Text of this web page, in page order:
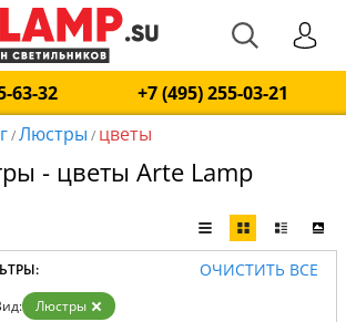
63-32
+7 (495) 255-03-21
/Люстры / цветы
- цветы Arte Lamp
ОЧИСТИТЬ ВСЕ
Люстры